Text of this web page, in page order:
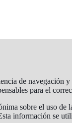
de navegación
para el
sobre el uso de
información se